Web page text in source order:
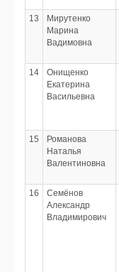
13
Мирутенко
Марина
Вадимовна
14
Онищенко
Екатерина
Васильевна
15
Романова
Наталья
Валентиновна
16
Семёнов
Александр
Владимирович